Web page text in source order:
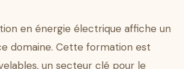
en énergie électrique affiche un
domaine. Cette formation est
un secteur clé pour le